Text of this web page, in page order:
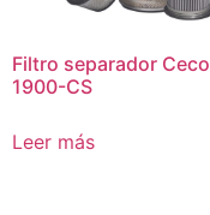
Filtro separador Ceco
1900-CS
Leer más